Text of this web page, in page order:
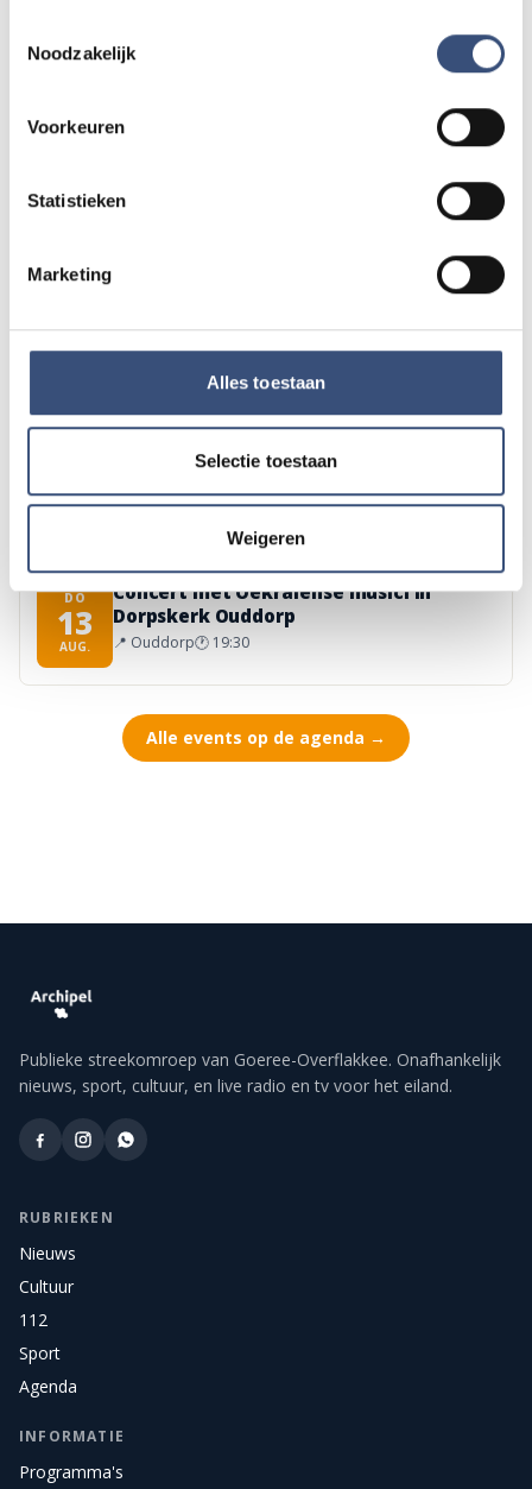
Noodzakelijk
Voorkeuren
Statistieken
Marketing
Alles toestaan
Selectie toestaan
Weigeren
Andere events
11
AUG.
12
AUG.
Kinderdagen bij RTM-trammuseum in
Ouddorp
📍Ouddorp🕐10:00
AUG.
🕐12:00
DO
13
AUG.
Concert met Oekraïense musici in
Dorpskerk Ouddorp
📍 Ouddorp🕐 19:30
Alle events op de agenda →
Publieke streekomroep van Goeree-Overflakkee. Onafhankelijk
nieuws, sport, cultuur, en live radio en tv voor het eiland.
RUBRIEKEN
Nieuws
Cultuur
112
Sport
Agenda
INFORMATIE
Programma's